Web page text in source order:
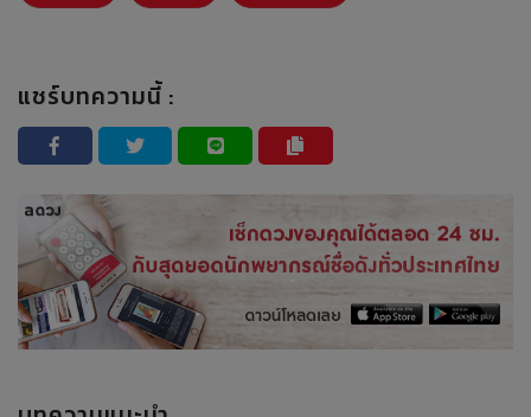
แชร์บทความนี้ :